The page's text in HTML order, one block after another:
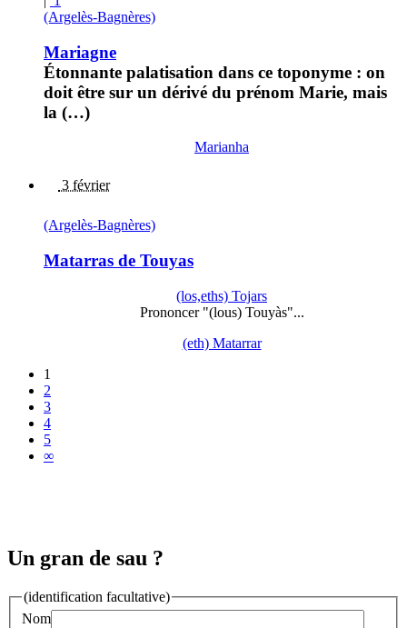
(Argelès-Bagnères)
Mariagne
Étonnante palatisation dans ce toponyme : on
doit être sur un dérivé du prénom Marie, mais
la (…)
Marianha
3 février
(Argelès-Bagnères)
Matarras de Touyas
(los,eths) Tojars
Prononcer "(lous) Touyàs"...
(eth) Matarrar
1
2
3
4
5
∞
Un gran de sau ?
(identification facultative)
Nom